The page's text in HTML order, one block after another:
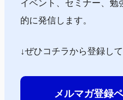
イベント、セミナー、勉
的に発信します。
↓ぜひコチラから登録し
メルマガ登録